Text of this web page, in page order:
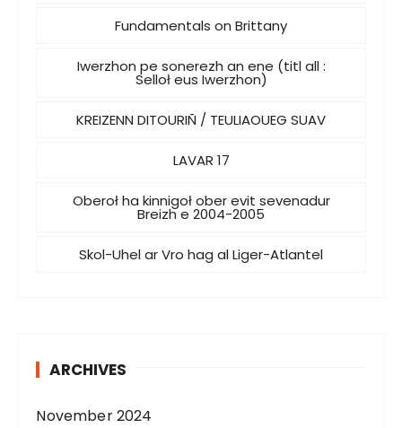
Fundamentals on Brittany
Iwerzhon pe sonerezh an ene (titl all :
Selloł eus Iwerzhon)
KREIZENN DITOURIÑ / TEULIAOUEG SUAV
LAVAR 17
Oberoł ha kinnigoł ober evit sevenadur
Breizh e 2004-2005
Skol-Uhel ar Vro hag al Liger-Atlantel
ARCHIVES
November 2024